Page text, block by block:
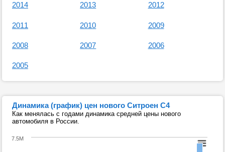
2014 2013 2012
2011 2010 2009
2008 2007 2006
2005
Динамика (график) цен нового Ситроен С4
Как менялась с годами динамика средней цены нового
автомобиля в России.
7.5M